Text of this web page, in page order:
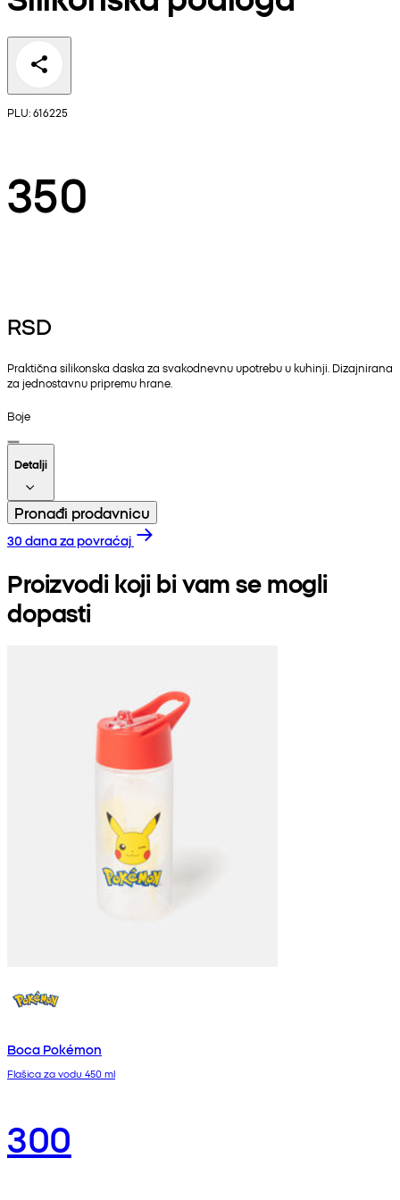
PLU: 616225
350
RSD
Praktična silikonska daska za svakodnevnu upotrebu u kuhinji. Dizajnirana
za jednostavnu pripremu hrane.
Boje
Detalji
Pronađi prodavnicu
30 dana za povraćaj
Proizvodi koji bi vam se mogli
dopasti
Boca Pokémon
Flašica za vodu 450 ml
300